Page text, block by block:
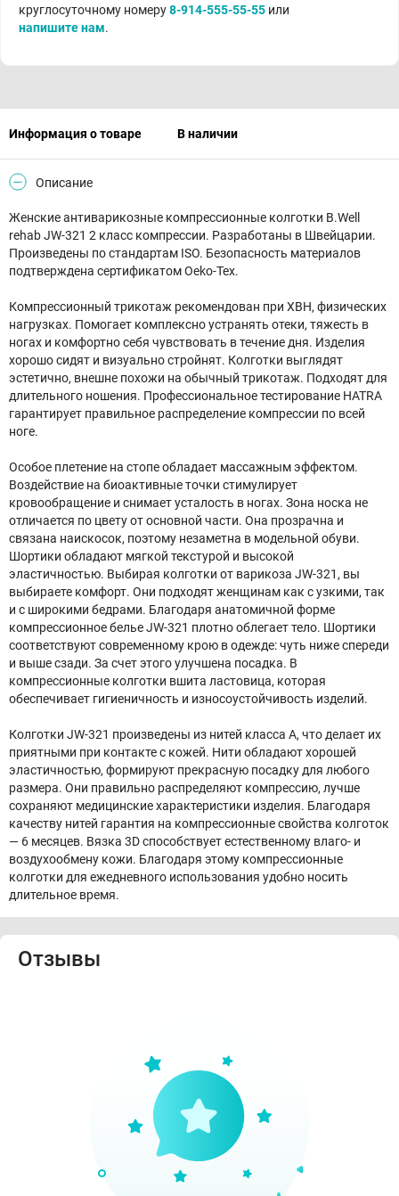
круглосуточному номеру8-914-555-55-55 или
напишите нам.
Информация о товаре В наличии
Описание
Женские антиварикозные компрессионные колготки B.Well
rehab JW-321 2 класс компрессии. Разработаны в Швейцарии.
Произведены по стандартам ISO. Безопасность материалов
подтверждена сертификатом Oeko-Tex.
Компрессионный трикотаж рекомендован при ХВН, физических
нагрузках. Помогает комплексно устранять отеки, тяжесть в
ногах и комфортно себя чувствовать в течение дня. Изделия
хорошо сидят и визуально стройнят. Колготки выглядят
эстетично, внешне похожи на обычный трикотаж. Подходят для
длительного ношения. Профессиональное тестирование HATRA
гарантирует правильное распределение компрессии по всей
ноге.
Особое плетение на стопе обладает массажным эффектом.
Воздействие на биоактивные точки стимулирует
кровообращение и снимает усталость в ногах. Зона носка не
отличается по цвету от основной части. Она прозрачна и
связана наискосок, поэтому незаметна в модельной обуви.
Шортики обладают мягкой текстурой и высокой
эластичностью. Выбирая колготки от варикоза JW-321, вы
выбираете комфорт. Они подходят женщинам как с узкими, так
и с широкими бедрами. Благодаря анатомичной форме
компрессионное белье JW-321 плотно облегает тело. Шортики
соответствуют современному крою в одежде: чуть ниже спереди
и выше сзади. За счет этого улучшена посадка. В
компрессионные колготки вшита ластовица, которая
обеспечивает гигиеничность и износоустойчивость изделий.
Колготки JW-321 произведены из нитей класса А, что делает их
приятными при контакте с кожей. Нити обладают хорошей
эластичностью, формируют прекрасную посадку для любого
размера. Они правильно распределяют компрессию, лучше
сохраняют медицинские характеристики изделия. Благодаря
качеству нитей гарантия на компрессионные свойства колготок
— 6 месяцев. Вязка 3D способствует естественному влаго- и
воздухообмену кожи. Благодаря этому компрессионные
колготки для ежедневного использования удобно носить
длительное время.
Отзывы